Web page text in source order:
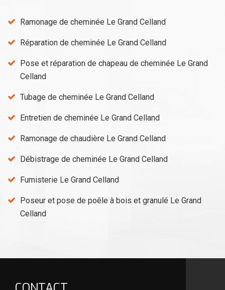
Ramonage de cheminée Le Grand Celland
Réparation de cheminée Le Grand Celland
Pose et réparation de chapeau de cheminée Le Grand
Celland
Tubage de cheminée Le Grand Celland
Entretien de cheminée Le Grand Celland
Ramonage de chaudière Le Grand Celland
Débistrage de cheminée Le Grand Celland
Fumisterie Le Grand Celland
Poseur et pose de poêle à bois et granulé Le Grand
Celland